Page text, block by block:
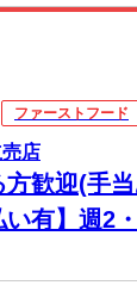
ファーストフード
店
方歓迎(
有】週2